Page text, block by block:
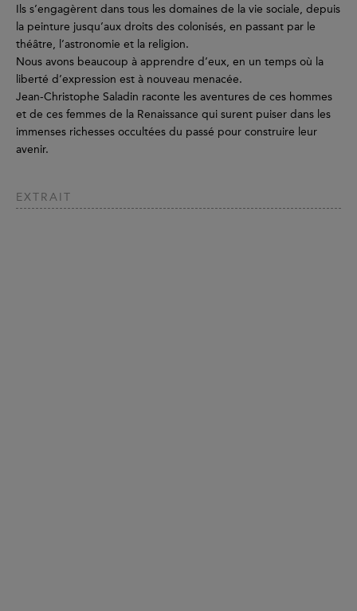
Ils s’engagèrent dans tous les domaines de la vie sociale, depuis
la peinture jusqu’aux droits des colonisés, en passant par le
théâtre, l’astronomie et la religion.
Nous avons beaucoup à apprendre d’eux, en un temps où la
liberté d’expression est à nouveau menacée.
Jean-Christophe Saladin raconte les aventures de ces hommes
et de ces femmes de la Renaissance qui surent puiser dans les
immenses richesses occultées du passé pour construire leur
avenir.
EXTRAIT